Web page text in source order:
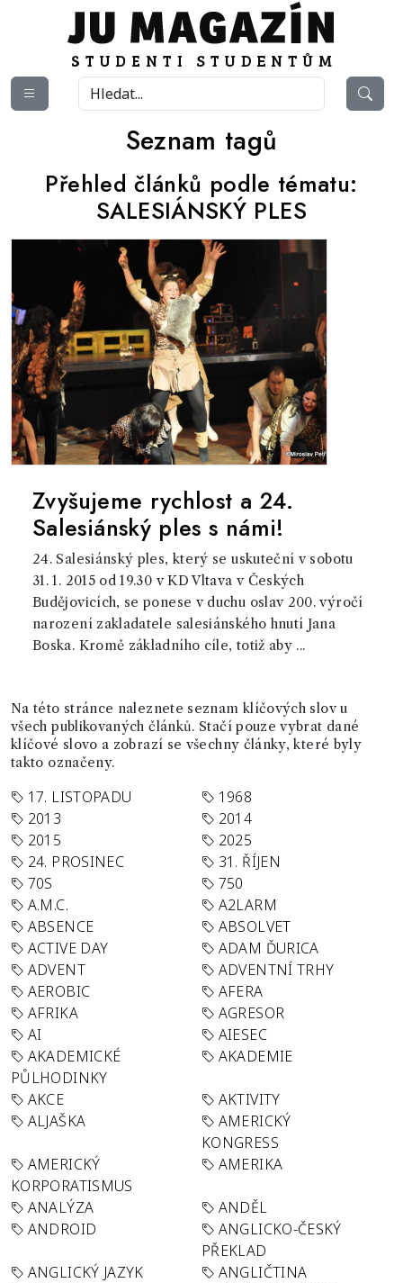
Seznam tagů
Přehled článků podle tématu:
SALESIÁNSKÝ PLES
Zvyšujeme rychlost a 24.
Salesiánský ples s námi!
24. Salesiánský ples, který se uskuteční v sobotu
31. 1. 2015 od 19.30 v KD Vltava v Českých
Budějovicích, se ponese v duchu oslav 200. výročí
narození zakladatele salesiánského hnutí Jana
Boska. Kromě základního cíle, totiž aby ...
Na této stránce naleznete seznam klíčových slov u
všech publikovaných článků. Stačí pouze vybrat dané
klíčové slovo a zobrazí se všechny články, které byly
takto označeny.
17. LISTOPADU
1968
2013
2014
2015
2025
24. PROSINEC
31. ŘÍJEN
70S
750
A.M.C.
A2LARM
ABSENCE
ABSOLVET
ACTIVE DAY
ADAM ĎURICA
ADVENT
ADVENTNÍ TRHY
AEROBIC
AFERA
AFRIKA
AGRESOR
AI
AIESEC
AKADEMICKÉ
PŮLHODINKY
AKADEMIE
AKCE
AKTIVITY
ALJAŠKA
AMERICKÝ
KONGRESS
AMERICKÝ
KORPORATISMUS
AMERIKA
ANALÝZA
ANDĚL
ANDROID
ANGLICKO-ČESKÝ
PŘEKLAD
ANGLICKÝ JAZYK
ANGLIČTINA